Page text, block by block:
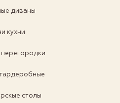
диваны
кухни
столы